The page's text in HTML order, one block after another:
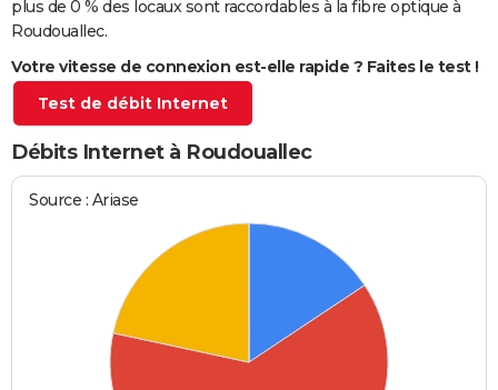
Biographies
Expressions
PROGRAMME TV
COPAINS D'AVANT
S'inscrire
Se connecter
Lycées
Collèges
Primaires
Universités
Entreprises
Service militaire
Avis de recherche
AVIS DE DÉCÈS
FORUM
Bricolage
Lifestyle
Culture
Sport
Auto
Television
Voyage
Cinema
plus de 0 % des locaux sont raccordables à la fibre optique à
Roudouallec.
Votre vitesse de connexion est-elle rapide ? Faites le test !
Test de débit Internet
Débits Internet à Roudouallec
Source : Ariase